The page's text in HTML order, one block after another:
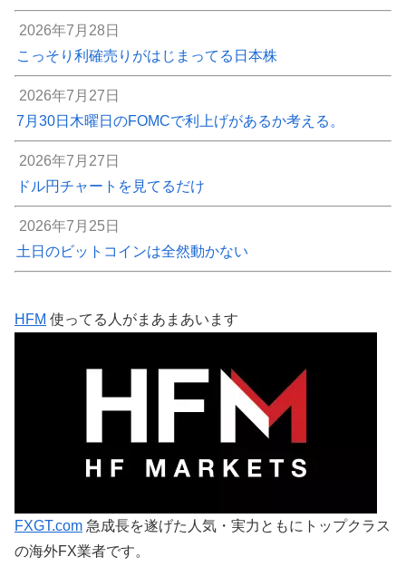
2026年7月28日
こっそり利確売りがはじまってる日本株
2026年7月27日
7月30日木曜日のFOMCで利上げがあるか考える。
2026年7月27日
ドル円チャートを見てるだけ
2026年7月25日
土日のビットコインは全然動かない
HFM 使ってる人がまあまあいます
FXGT.com 急成長を遂げた人気・実力ともにトップクラス
の海外FX業者です。